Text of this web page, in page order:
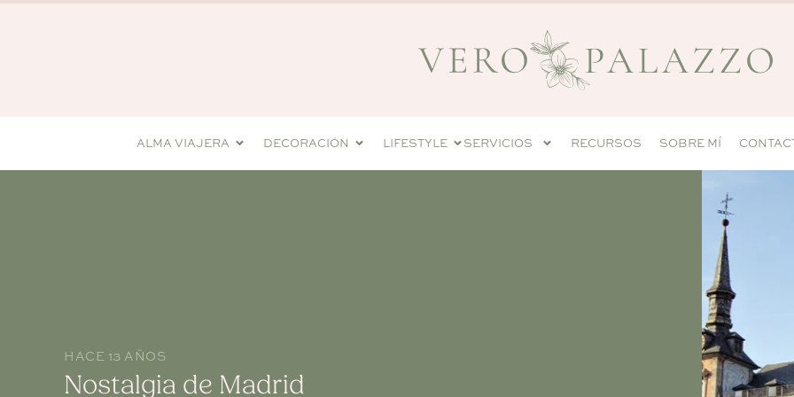
ALMA VIAJERA DECORACIÓN LIFESTYLE SERVICIOS RECURSOS SOBRE MÍ
HACE 13 AÑOS
Nostalgia de Madrid